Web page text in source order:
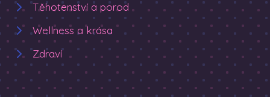
Těhotenství a porod
Wellness a krása
Zdraví